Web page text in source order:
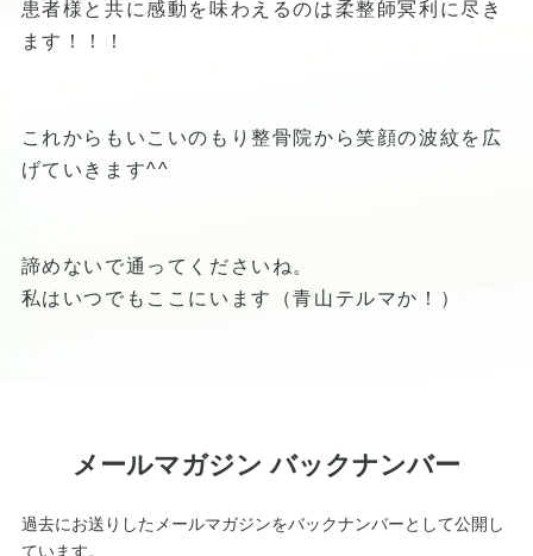
患者様と共に感動を味わえるのは柔整師冥利に尽き
ます！！！
これからもいこいのもり整骨院から笑顔の波紋を広
げていきます^^
諦めないで通ってくださいね。
私はいつでもここにいます（青山テルマか！）
メールマガジン バックナンバー
過去にお送りしたメールマガジンをバックナンバーとして公開し
ています。